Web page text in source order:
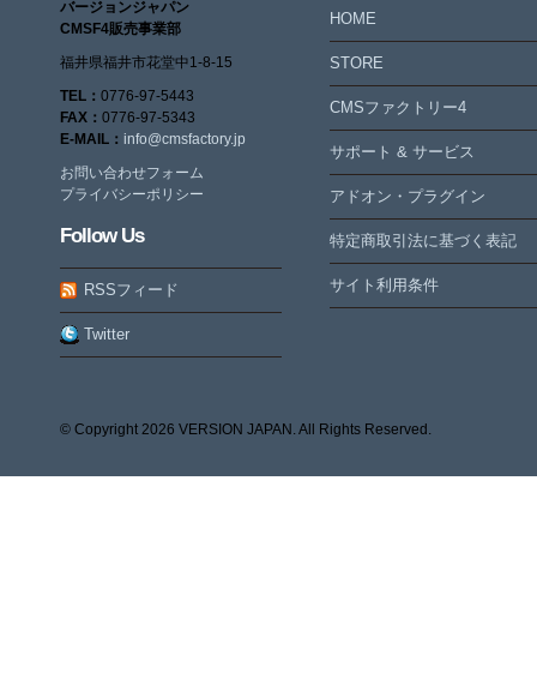
バージョンジャパン
CMSF4販売事業部
福井県福井市花堂中1-8-15
TEL： 0776-97-5443
FAX： 0776-97-5343
E-MAIL： info@cmsfactory.jp
お問い合わせフォーム
プライバシーポリシー
Follow Us
RSSフィード
Twitter
HOME
STORE
CMSファクトリー4
サポート & サービス
アドオン・プラグイン
特定商取引法に基づく表記
サイト利用条件
© Copyright 2026 VERSION JAPAN. All Rights Reserved.